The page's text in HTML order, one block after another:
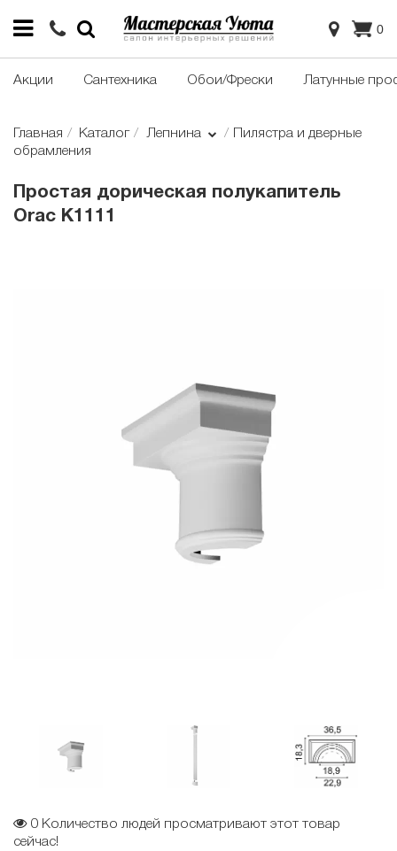
0
Акции Сантехника Обои/Фрески Латунные
Главная Каталог Лепнина
Пилястра и дверные
обрамления
Простая дорическая полукапитель
Orac K1111
0 Количество людей просматривают этот товар
сейчас!